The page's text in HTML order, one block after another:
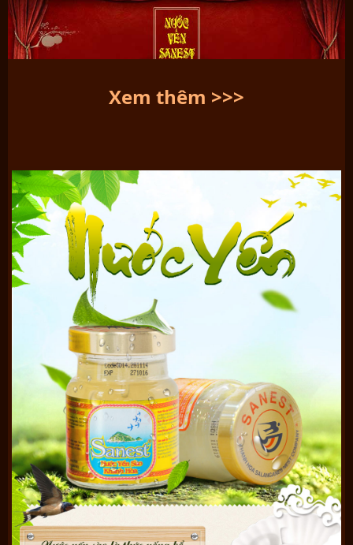
Nước yến sanest dạng chai 180ml
Yến sanest là loạinước yến được làm từ tổ yến Khánh Hòa
nơi tập trung nhiều yến nhất của nước ta hiện nay. Chim yến
phân bố ở các vùng biển, nằm sâu trong hang đá, loài chim
này có tập tính ban ngày đi kiếm ăn ban đêm về cần mẫn nhả
nước bọt làm tổ. Tổ chim yến chưa rất nhiều giá trị dinh
dưỡng, là tinh túy của loài chim này, mất tổ này chim yến sẽ
làm lại tổ khác. Do đó, tổ yến được ngư dân địa phương đi khai
thác rất nhiều, nhưng công việc này cũng rất nguy hiểm và khó
khăn. Vì vậy mà giá trị của tổ yến càng nâng lên. Nhưng xét về
mặt dinh dưỡng thì tổ yến là loại thực phẩm có nguồn dinh
dưỡng và năng lượng phong phú, dồi dào nhất.
Xem thêm >>>